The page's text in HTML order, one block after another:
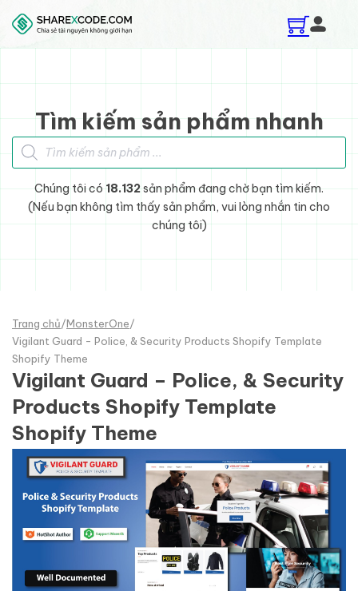
Skip to main content
Skip to footer
Tìm kiếm sản phẩm nhanh
Tìm kiếm sản phẩm
Chúng tôi có 18.132sản phẩm đang chờ bạn tìm kiếm.
(Nếu bạn không tìm thấy sản phẩm, vui lòng nhắn tin cho
chúng tôi)
Trang chủ/MonsterOne/
Vigilant Guard - Police, & Security Products Shopify Template
Shopify Theme
Vigilant Guard – Police, & Security
Products Shopify Template
Shopify Theme